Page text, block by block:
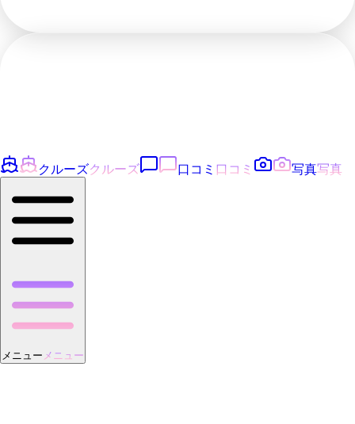
クルーズクルーズ 口コミ 口コミ 写真写真
メニュー メニュー